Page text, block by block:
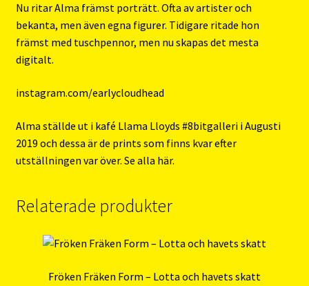
Nu ritar Alma främst porträtt. Ofta av artister och
bekanta, men även egna figurer. Tidigare ritade hon
främst med tuschpennor, men nu skapas det mesta
digitalt.
instagram.com/earlycloudhead
Alma ställde ut i kafé Llama Lloyds #8bitgalleri i Augusti
2019 och dessa är de prints som finns kvar efter
utställningen var över. Se alla här.
Relaterade produkter
Fröken Fräken Form – Lotta och havets skatt